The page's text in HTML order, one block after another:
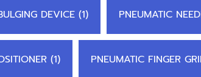
DEVICE (1) PNEUMATIC
(1) PNEUMATIC FINGER